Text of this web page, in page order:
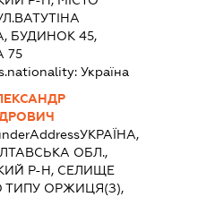
БУДИНОК 45,
75
Україна
УКРАЇНА,
ОБЛ.,
Р-Н, СЕЛИЩЕ
ТИПУ ОРЖИЦЯ(З),